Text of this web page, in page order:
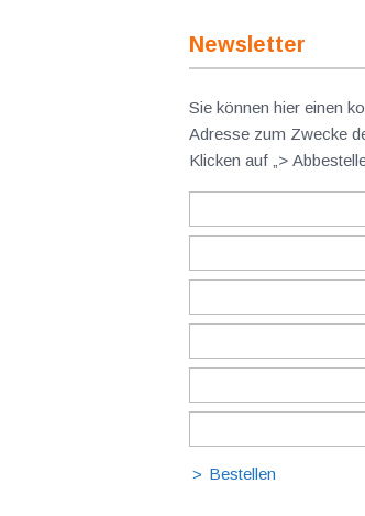
Newsletter
Sie können hier einen
Adresse zum Zwecke
Klicken auf „>